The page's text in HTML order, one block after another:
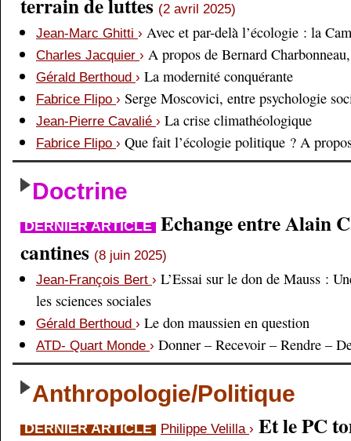
terrain de luttes (2 avril 2025)
Jean-Marc Ghitti › Avec et par-delà l’écologie : la
Charles Jacquier › A propos de Bernard
Gérald Berthoud › La modernité conquérante
Fabrice Flipo › Serge Moscovici, entre psychologie
Jean-Pierre Cavalié › La crise climathéologique
Fabrice Flipo › Que fait l’écologie politique ? A
Doctrine
DERNIER ARTICLE Echange entre Alain
cantines (8 juin 2025)
Jean-François Bert › L’Essai sur le don de Mauss :
les sciences sociales
Gérald Berthoud › Le don maussien en question
ATD- Quart Monde › Donner – Recevoir – Rendre –
Anthropologie/Politique
DERNIER ARTICLE Philippe Velilla › Et le PC